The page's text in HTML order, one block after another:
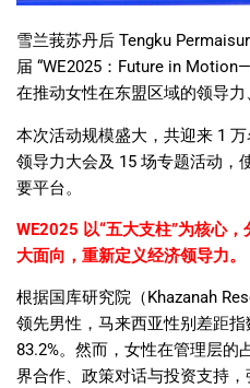
雪兰莪苏丹后 Tengku
届 “WE2025 ： Future in Motion—
在推动女性在东盟区域的领导力
本次活动规模盛大，共迎来 1 万
领导力大会及 15 场专题活动，
要平台。
WE2025 以“五大支柱”为核心，
大面向，重新定义经济领导力。
根据国库研究院（ Khazanah
领先男性，马来西亚性别差距指
83.2%。然而，女性在管理层的
界合作、政策对话与投资支持，